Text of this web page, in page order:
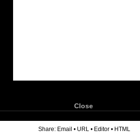
Close
Share: Email • URL • Editor • HTML